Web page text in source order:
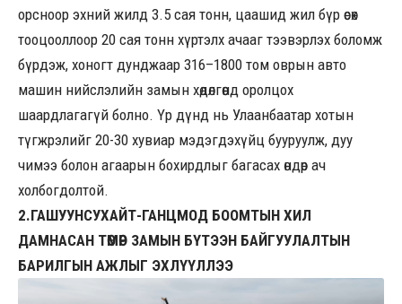
орсноор эхний жилд 3.5 сая тонн, цаашид жил бүр өсөх
тооцооллоор 20 сая тонн хүртэлх ачааг тээвэрлэх боломж
бүрдэж, хоногт дунджаар 316–1800 том оврын авто
машин нийслэлийн замын хөдөлгөөнд оролцох
шаардлагагүй болно. Үр дүнд нь Улаанбаатар хотын
түгжрэлийг 20-30 хувиар мэдэгдэхүйц бууруулж, дуу
чимээ болон агаарын бохирдлыг багасах өндөр ач
холбогдолтой.
2.ГАШУУНСУХАЙТ-ГАНЦМОД БООМТЫН ХИЛ
ДАМНАСАН ТӨМӨР ЗАМЫН БҮТЭЭН БАЙГУУЛАЛТЫН
БАРИЛГЫН АЖЛЫГ ЭХЛҮҮЛЛЭЭ